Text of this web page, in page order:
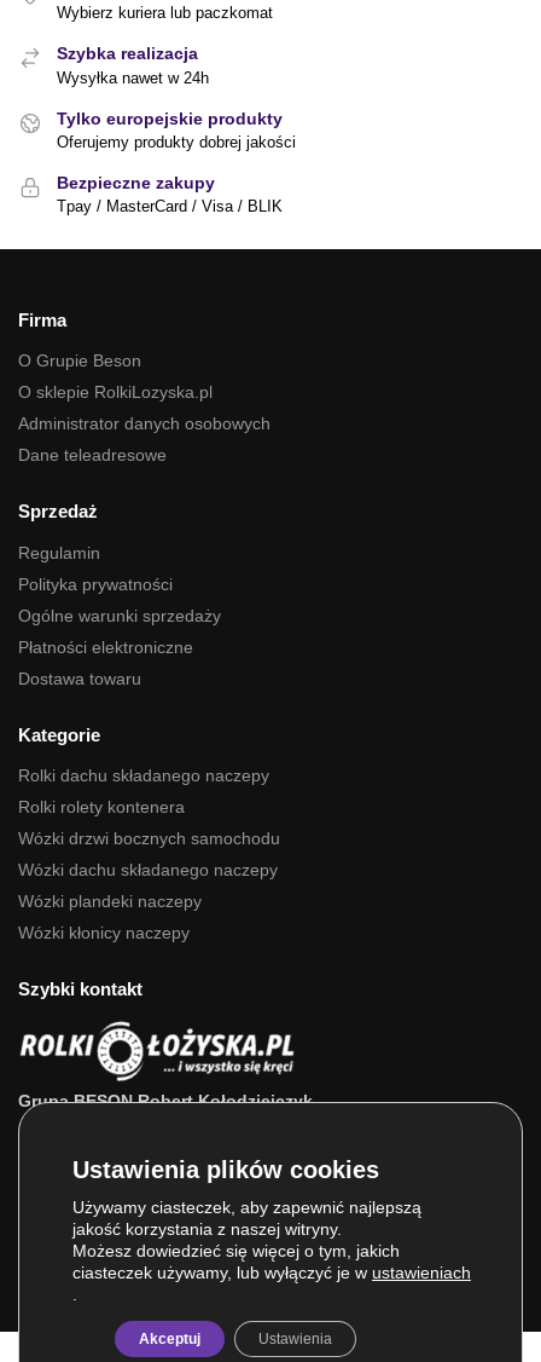
Wybierz kuriera lub paczkomat
Szybka realizacja
Wysyłka nawet w 24h
Tylko europejskie produkty
Oferujemy produkty dobrej jakości
Bezpieczne zakupy
Tpay / MasterCard / Visa / BLIK
Firma
O Grupie Beson
O sklepie RolkiLozyska.pl
Administrator danych osobowych
Dane teleadresowe
Sprzedaż
Regulamin
Polityka prywatności
Ogólne warunki sprzedaży
Płatności elektroniczne
Dostawa towaru
Kategorie
Rolki dachu składanego naczepy
Rolki rolety kontenera
Wózki drzwi bocznych samochodu
Wózki dachu składanego naczepy
Wózki plandeki naczepy
Wózki kłonicy naczepy
Szybki kontakt
Grupa BESON Robert Kołodziejczyk
ul. Powstańców Wlkp. 63a
E-mail:sklep@rolkilozyska.pl
Używamy ciasteczek, aby zapewnić najlepszą
jakość korzystania z naszej witryny.
Możesz dowiedzieć się więcej o tym, jakich
ciasteczek używamy, lub wyłączyć je w ustawieniach
Akceptuj Ustawienia